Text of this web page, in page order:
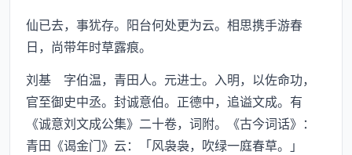
仙已去，事犹存。阳台何处更为云。相思携手游春
日，尚带年时草露痕。
刘基 字伯温，青田人。元进士。入明，以佐命功，
官至御史中丞。封诚意伯。正德中，追谥文成。有
《诚意刘文成公集》二十卷，词附。《古今词话》：
青田《谒金门》云：「风袅袅，吹绿一庭春草。」